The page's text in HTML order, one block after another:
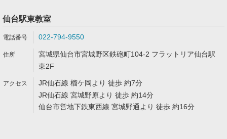
仙台駅東教室
022-794-9550
宮城県仙台市宮城野区鉄砲町104-2 フラットリア仙台駅
東2F
JR仙石線 榴ケ岡より 徒歩 約7分
JR仙石線 宮城野原より 徒歩 約14分
仙台市営地下鉄東西線 宮城野通より 徒歩 約16分